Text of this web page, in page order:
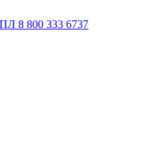
8 800 333 6737